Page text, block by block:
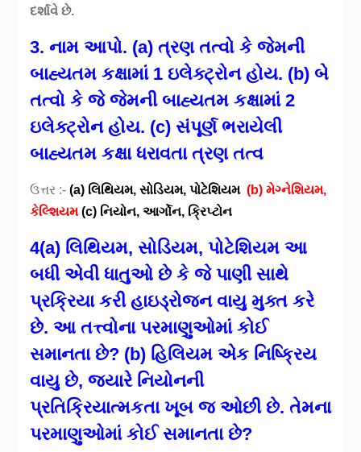
દર્શાવે છે.
3. નામ આપો. (a) ત્રણ તત્વો કે જેમની
બાહ્યતમ કક્ષામાં1 ઇલેક્ટ્રોન હોય. (b) બે
તત્વો કે જે જેમની બાહ્યતમ કક્ષામાં 2
ઇલેક્ટ્રોન હોય. (c) સંપૂર્ણ ભરાયેલી
બાહ્યતમ કક્ષા ધરાવતા ત્રણ તત્વ
ઉત્તર :- (a) લિથિયમ, સોડિયમ, પોટેશિયમ (b) મેગ્નેશિયમ,
કેલ્શિયમ(c) નિયોન, આર્ગોન, ક્રિપ્ટોન
4(a) લિથિયમ, સોડિયમ, પોટેશિયમ આ
બધી એવી ધાતુઓ છે કે જે પાણી સાથે
પ્રક્રિયા કરી હાઇડ્રોજન વાયુ મુક્ત કરે
છે. આ તત્ત્વોના પરમાણુઓમાં કોઈ
સમાનતા છે? (b) હિલિયમ એક નિષ્ક્રિય
વાયુ છે, જ્યારે નિયોનની
પ્રતિક્રિયાત્મકતા ખૂબ જ ઓછી છે. તેમના
પરમાણુઓમાં કોઈ સમાનતા છે?